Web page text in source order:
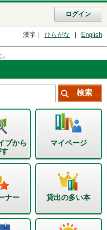
ログイン
漢字 ひらがな English
プから
す
マイページ
ナー 貸出の多い本